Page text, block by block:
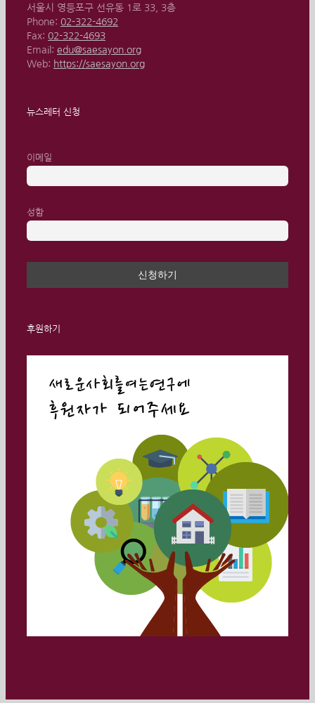
서울시 영등포구 선유동 1로 33, 3층
Phone: 02-322-4692
Fax: 02-322-4693
Email: edu@saesayon.org
Web: https://saesayon.org
뉴스레터 신청
이메일
성함
후원하기